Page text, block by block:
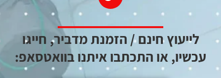
לייעוץ חינם / הזמנת מדביר, חייגו
עכשיו, או התכתבו איתנו בוואטסאפ: